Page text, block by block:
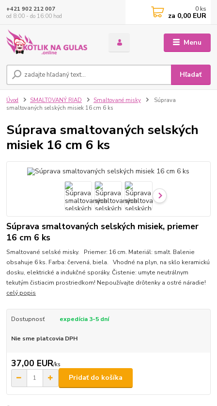
Menu
Hľadať
+421 902 212 007
od 8:00 - do 16:00 hod
0 ks
za 0,00 EUR
Úvod SMALTOVANÝ RIAD Smaltované misky
Súprava
smaltovaných selských misiek 16 cm 6 ks
Súprava smaltovaných selských
misiek 16 cm 6 ks
Súprava smaltovaných selských misiek, priemer
16 cm 6 ks
Smaltované selské misky. Priemer: 16 cm. Materiál: smalt. Balenie
obsahuje 6 ks. Farba: červená, biela. Vhodné na plyn, na sklo keramickú
dosku, elektrické a indukčné sporáky. Čistenie: umyte neutrálnym
tekutým čistiacim prostriedkom! Nepoužívajte drôtenky a ostré náradie!
celý popis
Dostupnosť expedícia 3-5 dní
Nie sme platcovia DPH
37,00 EUR/ks
Pridať do košíka